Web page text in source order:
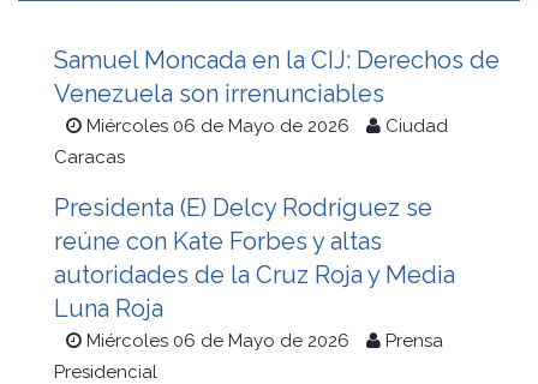
Samuel Moncada en la CIJ: Derechos de
Venezuela son irrenunciables
Miércoles 06 de Mayo de 2026
Ciudad
Caracas
Presidenta (E) Delcy Rodríguez se
reúne con Kate Forbes y altas
autoridades de la Cruz Roja y Media
Luna Roja
Miércoles 06 de Mayo de 2026
Prensa
Presidencial